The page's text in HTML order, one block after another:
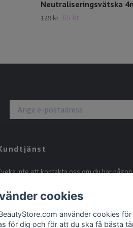
Neutraliseringsvätska
129 kr 65 kr
inte att kontakta oss om du har
cookies
använder cookies
för dig och för att du ska få bästa